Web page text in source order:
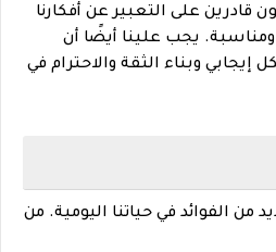
قادرين على التعبير عن أفكارنا
يجب علينا أيضًا أن
وبناء الثقة والاحترام في
من الفوائد في حياتنا اليومية. من